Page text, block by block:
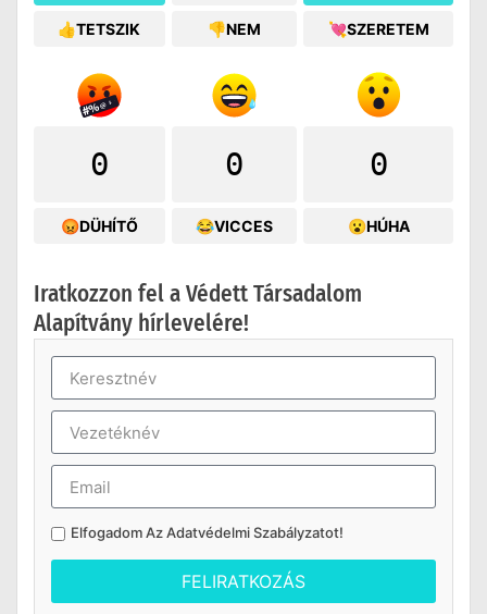
👍TETSZIK 👎NEM 💘SZERETEM
0
😡DÜHÍTŐ
0
😂VICCES
0
😮HÚHA
Iratkozzon fel a Védett Társadalom
Alapítvány hírlevelére!
Elfogadom AzAdatvédelmi Szabályzatot!
FELIRATKOZÁS